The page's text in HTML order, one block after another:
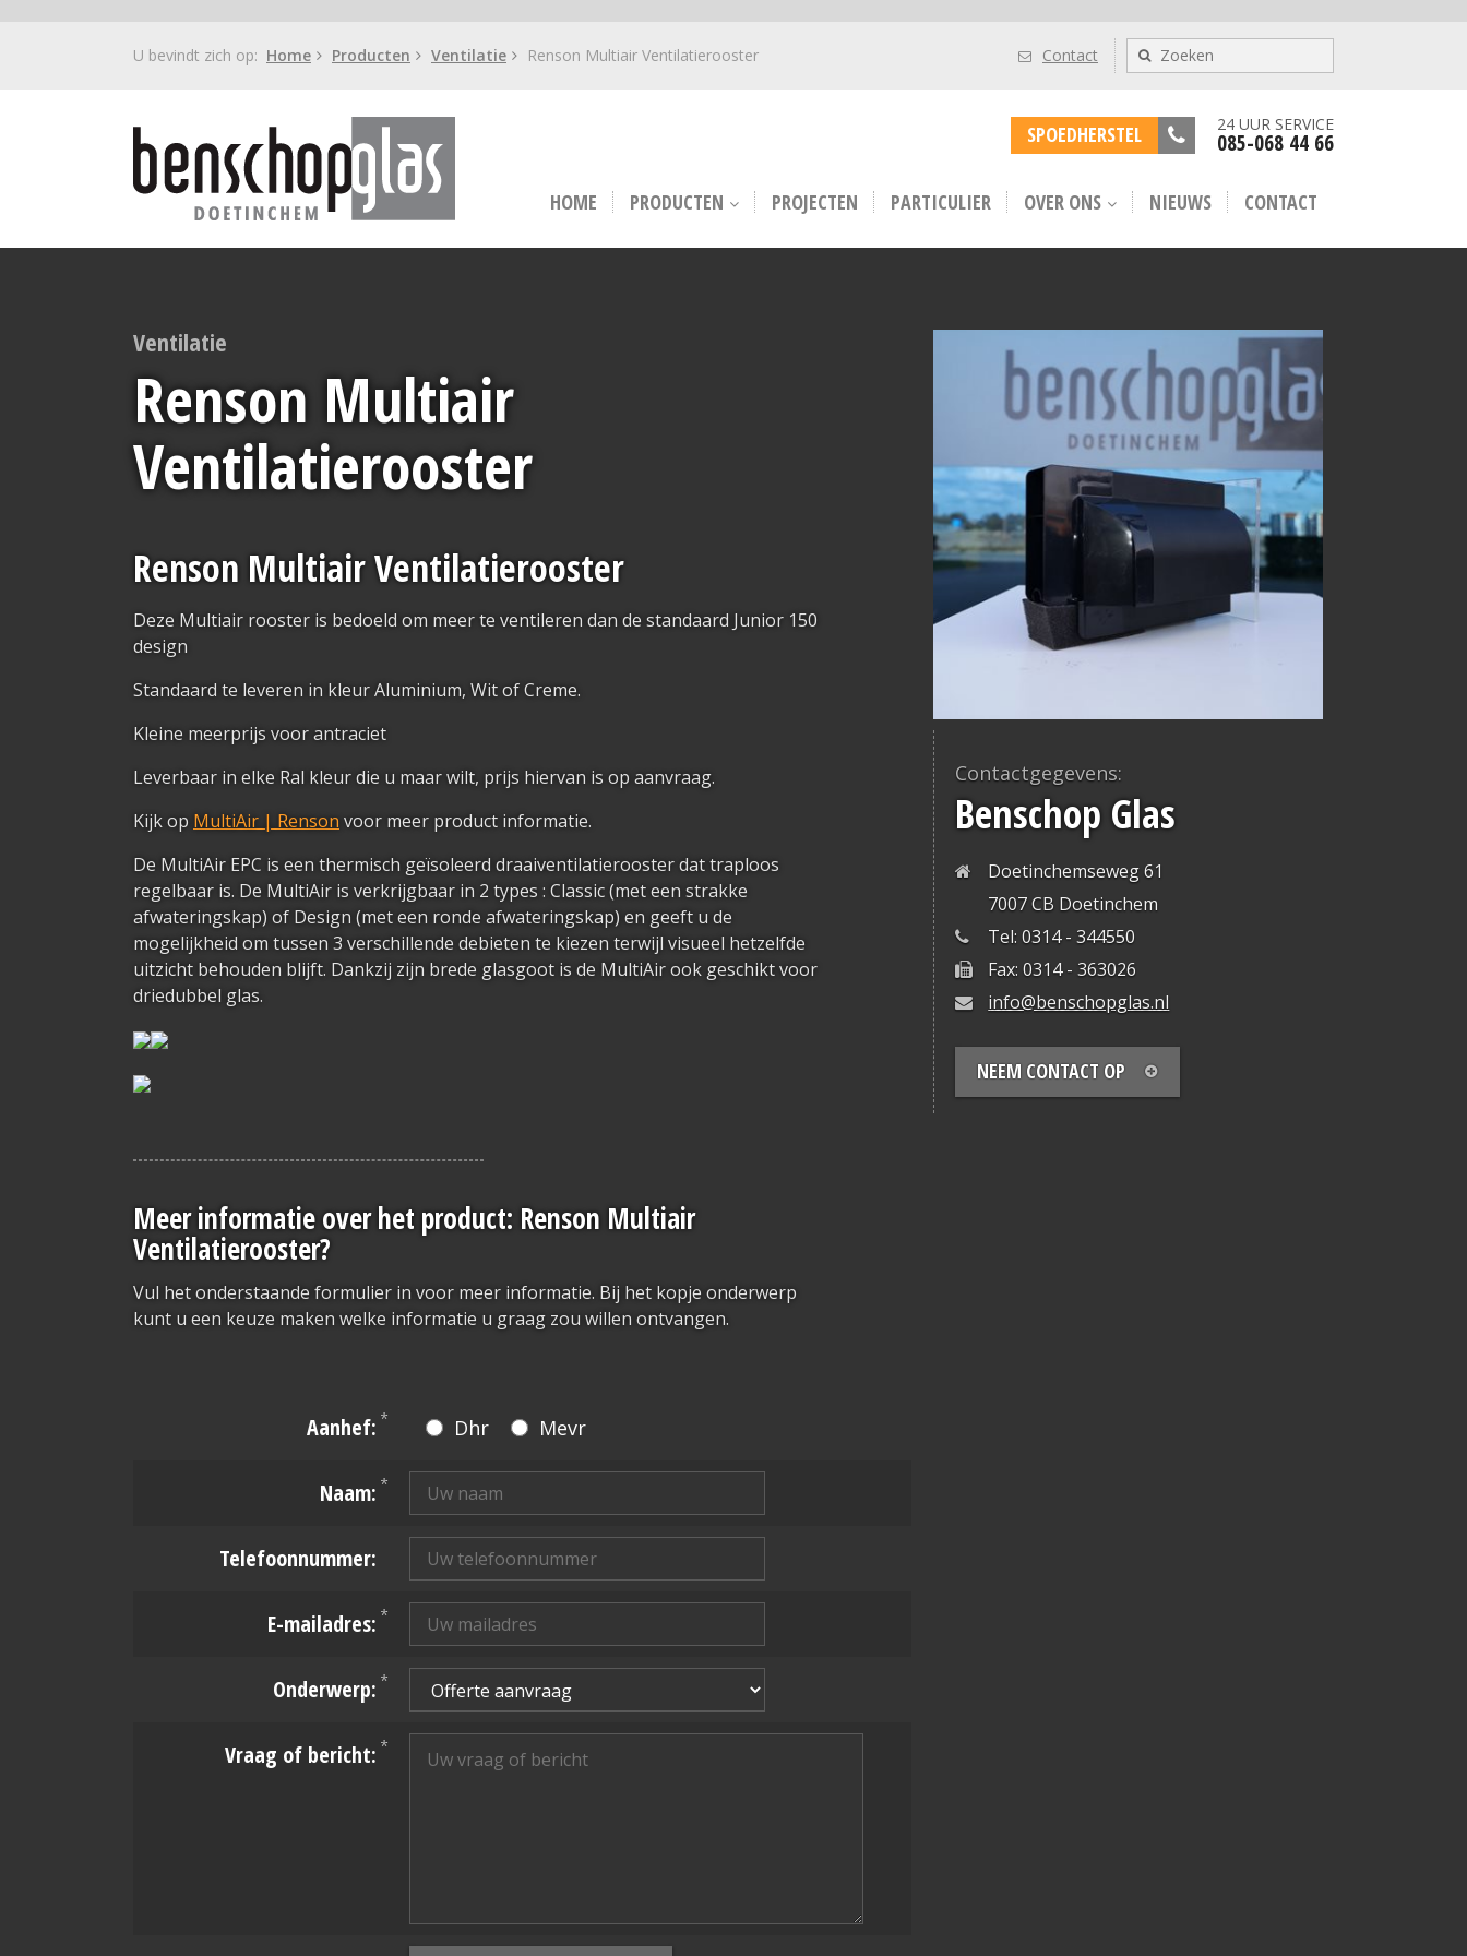
U bevindt zich op: Home Producten Ventilatie Renson Multiair Ventilatierooster Contact
SPOEDHERSTEL 24 UUR SERVICE
085-068 44 66
HOME PRODUCTEN PROJECTEN PARTICULIER OVER ONS NIEUWS CONTACT
Ventilatie
Renson Multiair
Ventilatierooster
Renson Multiair Ventilatierooster
Deze Multiair rooster is bedoeld om meer te ventileren dan de standaard Junior 150
design
Standaard te leveren in kleur Aluminium, Wit of Creme.
Kleine meerprijs voor antraciet
Leverbaar in elke Ral kleur die u maar wilt, prijs hiervan is op aanvraag.
Kijk op MultiAir | Renson voor meer product informatie.
De MultiAir EPC is een thermisch geïsoleerd draaiventilatierooster dat traploos
regelbaar is. De MultiAir is verkrijgbaar in 2 types : Classic (met een strakke
afwateringskap) of Design (met een ronde afwateringskap) en geeft u de
mogelijkheid om tussen 3 verschillende debieten te kiezen terwijl visueel hetzelfde
uitzicht behouden blijft. Dankzij zijn brede glasgoot is de MultiAir ook geschikt voor
driedubbel glas.
Meer informatie over het product: Renson Multiair
Ventilatierooster?
Vul het onderstaande formulier in voor meer informatie. Bij het kopje onderwerp
kunt u een keuze maken welke informatie u graag zou willen ontvangen.
Aanhef:* Dhr Mevr
Naam:*
Telefoonnummer:
E-mailadres:*
Onderwerp:*
Vraag of bericht:*
Contactgegevens:
Benschop Glas
Doetinchemseweg 61
7007 CB Doetinchem
Tel: 0314 - 344550
Fax: 0314 - 363026
info@benschopglas.nl
NEEM CONTACT OP